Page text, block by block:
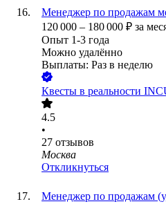
Менеджер по продажам
120 000 – 180 000 ₽ за
Опыт 1-3 года
Можно удалённо
Выплаты: Раз в неделю
Квесты в реальности
4.5
•
27 отзывов
Москва
Откликнуться
Менеджер по продажам